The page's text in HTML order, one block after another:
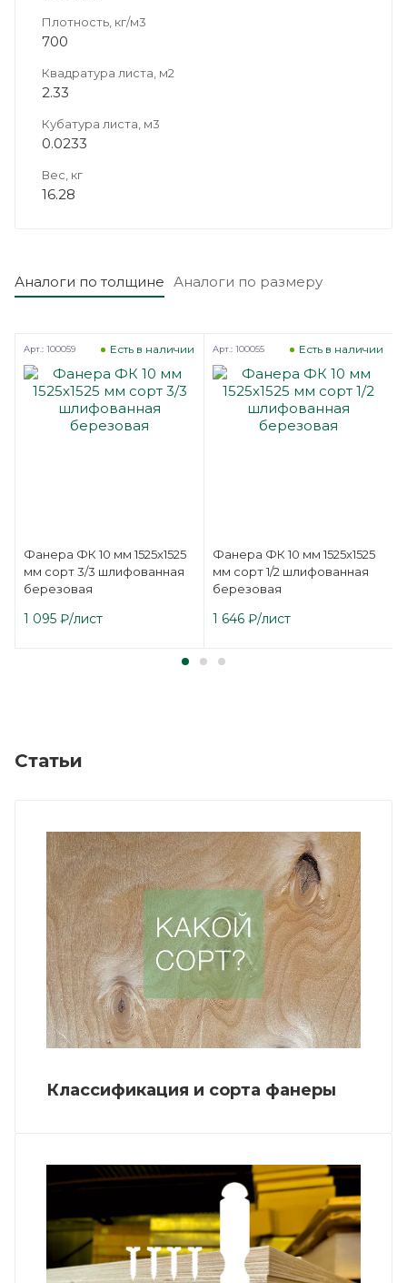
Плотность, кг/м3
700
Квадратура листа, м2
2.33
Кубатура листа, м3
0.0233
Вес, кг
16.28
Аналоги по толщине Аналоги по размеру
Фанера ФК 10 мм 1525х1525
мм сорт 3/3 шлифованная
березовая
Есть в наличии
Арт.: 100059
1 095 ₽/лист
Фанера ФК 10 мм 1525х1525
мм сорт 1/2 шлифованная
березовая
Есть в наличии
Арт.: 100055
1 646 ₽/лист
Статьи
Классификация и сорта фанеры